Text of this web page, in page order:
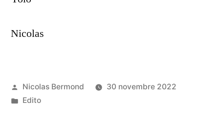
Nicolas
Publié
par
Nicolas Bermond
30 novembre 2022
Publié
Edito